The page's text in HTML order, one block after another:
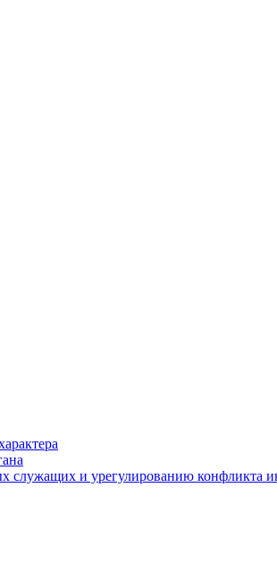
и урегулированию конфликта